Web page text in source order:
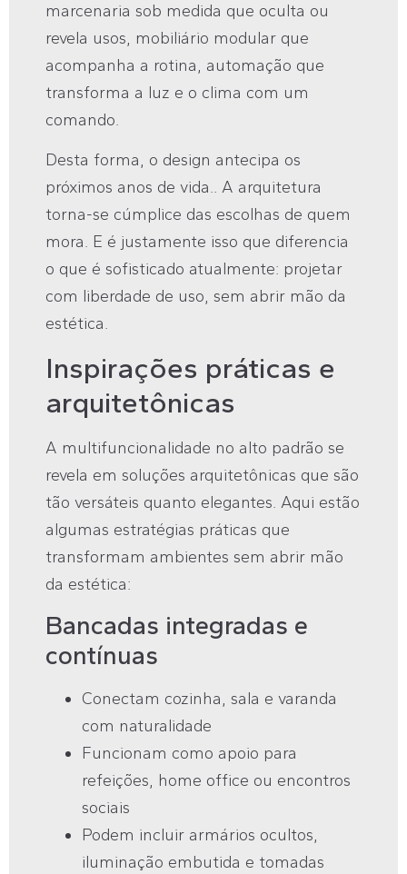
marcenaria sob medida que oculta ou
revela usos, mobiliário modular que
acompanha a rotina, automação que
transforma a luz e o clima com um
comando.
Desta forma, o design antecipa os
próximos anos de vida.. A arquitetura
torna-se cúmplice das escolhas de quem
mora. E é justamente isso que diferencia
o que é sofisticado atualmente: projetar
com liberdade de uso, sem abrir mão da
estética.
Inspirações práticas e
arquitetônicas
A multifuncionalidade no alto padrão se
revela em soluções arquitetônicas que são
tão versáteis quanto elegantes. Aqui estão
algumas estratégias práticas que
transformam ambientes sem abrir mão
da estética:
Bancadas integradas e
contínuas
Conectam cozinha, sala e varanda
com naturalidade
Funcionam como apoio para
refeições, home office ou encontros
sociais
Podem incluir armários ocultos,
iluminação embutida e tomadas